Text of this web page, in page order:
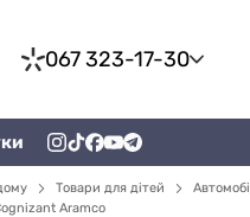
067 323-17-30
Товари для дітей
Aramco